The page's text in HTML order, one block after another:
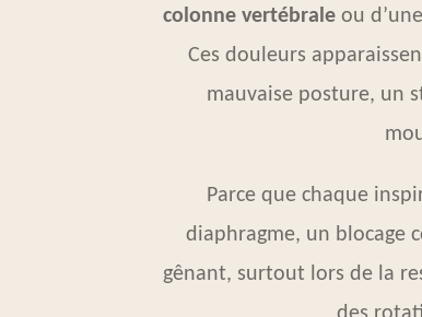
colonne vertébrale ou d’une
Ces douleurs
mauvaise posture, un
Parce que chaque
diaphragme, un blocage
gênant, surtout lors de la